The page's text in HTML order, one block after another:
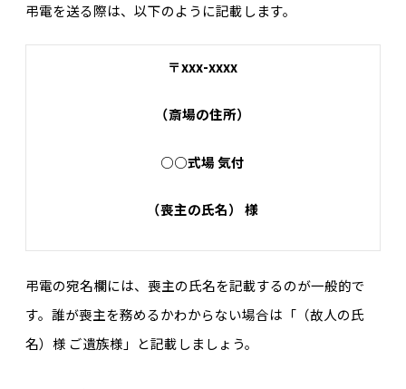
弔電を送る際は、以下のように記載します。
〒xxx-xxxx
（斎場の住所）
○○式場 気付
（喪主の氏名） 様
弔電の宛名欄には、喪主の氏名を記載するのが一般的で
す。誰が喪主を務めるかわからない場合は「（故人の氏
名）様 ご遺族様」と記載しましょう。